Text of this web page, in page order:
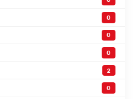
0
0
0
2
0